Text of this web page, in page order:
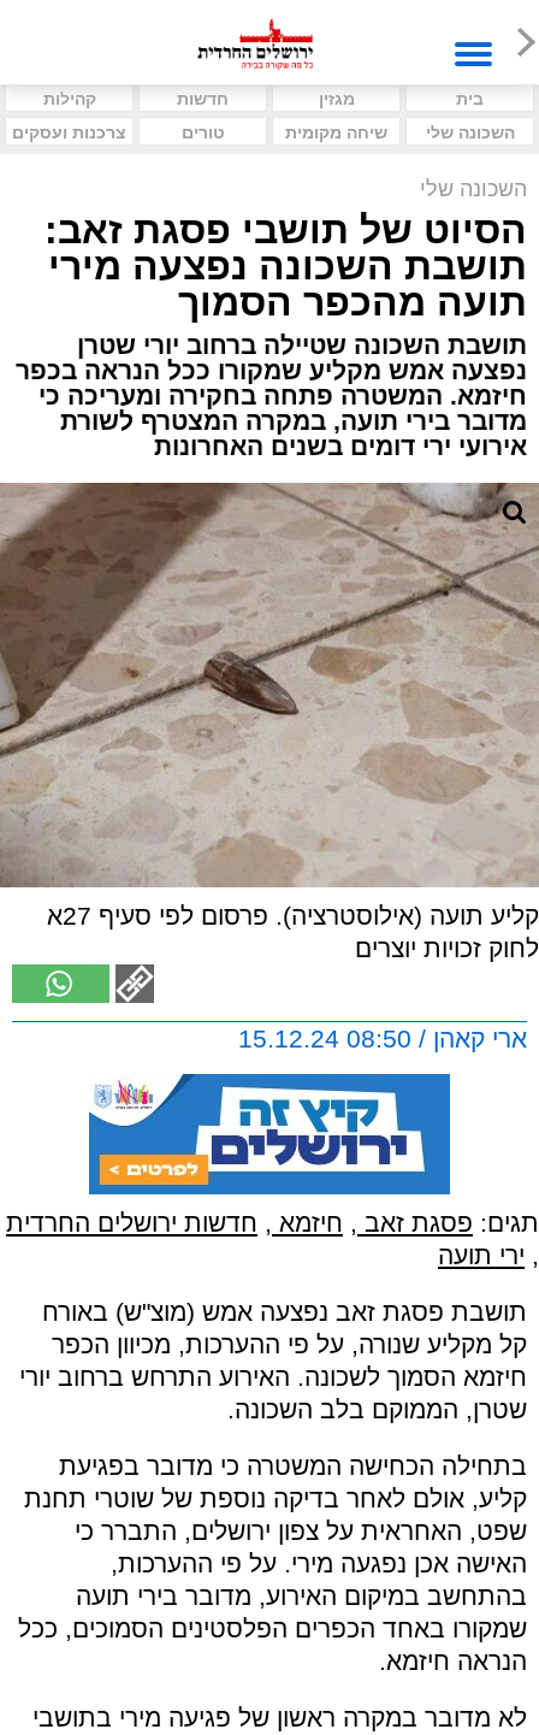
בית מגזין חדשות
קהילות
השכונה שלי
שיחה מקומית טורים צרכנות ועסקים
השכונה שלי
הסיוט של תושבי פסגת זאב:
תושבת השכונה נפצעה מירי
תועה מהכפר הסמוך
תושבת השכונה שטיילה ברחוב יורי שטרן
נפצעה אמש מקליע שמקורו ככל הנראה בכפר
חיזמא. המשטרה פתחה בחקירה ומעריכה כי
מדובר בירי תועה, במקרה המצטרף לשורת
אירועי ירי דומים בשנים האחרונות
קליע תועה (אילוסטרציה). פרסום לפי סעיף 27א
לחוק זכויות יוצרים
ארי קאהן / 08:50 15.12.24
תגים: פסגת זאב , חיזמא , חדשות ירושלים החרדית
, ירי תועה
תושבת פסגת זאב נפצעה אמש (מוצ"ש) באורח
קל מקליע שנורה, על פי ההערכות, מכיוון הכפר
חיזמא הסמוך לשכונה. האירוע התרחש ברחוב יורי
שטרן, הממוקם בלב השכונה.
בתחילה הכחישה המשטרה כי מדובר בפגיעת
קליע, אולם לאחר בדיקה נוספת של שוטרי תחנת
שפט, האחראית על צפון ירושלים, התברר כי
האישה אכן נפגעה מירי. על פי ההערכות,
בהתחשב במיקום האירוע, מדובר בירי תועה
שמקורו באחד הכפרים הפלסטינים הסמוכים, ככל
הנראה חיזמא.
לא מדובר במקרה ראשון של פגיעה מירי בתושבי